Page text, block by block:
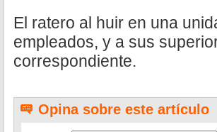
El ratero al huir en una
empleados, y a sus
correspondiente.
Opina sobre este artículo